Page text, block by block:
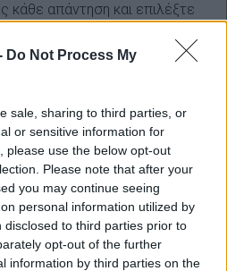
Do Not Process My
sale, sharing to third parties, or
or sensitive information for
please use the below opt-out
Please note that after your
you may continue seeing
personal information utilized by
to third parties prior to
opt-out of the further
information by third parties on the
κάθε απάντηση και επιλέξτε
Άγρια Δύση